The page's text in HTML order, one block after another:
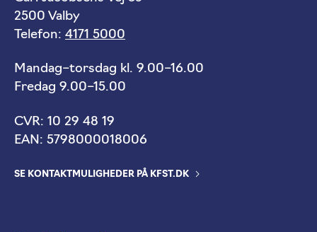
2500 Valby
Telefon: 4171 5000
Mandag–torsdag kl. 9.00–16.00
Fredag 9.00–15.00
CVR: 10 29 48 19
EAN: 5798000018006
SE KONTAKTMULIGHEDER PÅ KFST.DK